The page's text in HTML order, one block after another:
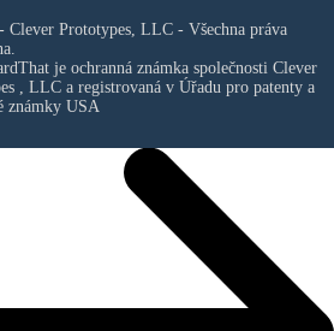
Clever Prototypes, LLC - Všechna práva
je ochranná známka společnosti Clever
, LLCa registrovaná v Úřadu pro patenty a
známky USA